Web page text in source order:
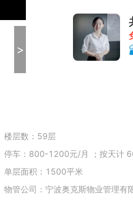
>
楼层数：59层
停车：800-1200元/月 ；按天计
单层面积：1500平米
物管公司：宁波奥克斯物业管理有